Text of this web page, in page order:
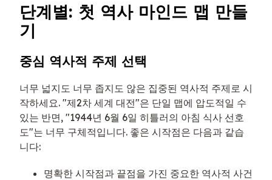
단계별: 첫 역사 마인드 맵 만들
기
중심 역사적 주제 선택
너무 넓지도 너무 좁지도 않은 집중된 역사적 주제로 시
작하세요. "제2차 세계 대전"은 단일 맵에 압도적일 수
있는 반면, "1944년 6월 6일 히틀러의 아침 식사 선호
도"는 너무 구체적입니다. 좋은 시작점은 다음과 같습
니다:
명확한 시작점과 끝점을 가진 중요한 역사적 사건